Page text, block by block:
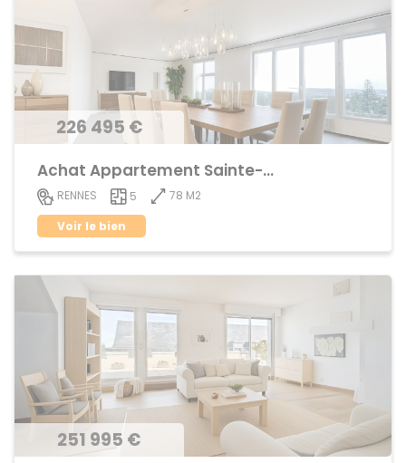
226 495 €
Achat Appartement Sainte-Thérèse
RENNES 5
78 M2
Voir le bien
251 995 €